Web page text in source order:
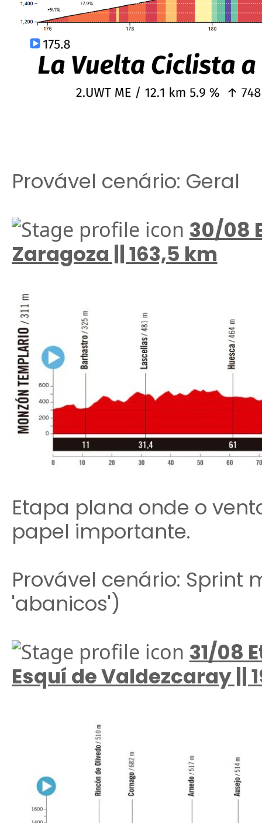
Provável cenário: Geral
30/08
Zaragoza || 163,5 km
Etapa plana onde o
papel importante.
Provável cenário: Sprint
'abanicos')
31/08
Esquí de Valdezcaray ||